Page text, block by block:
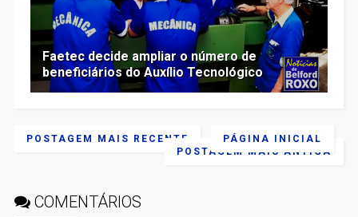
Faetec decide ampliar o número de
beneficiários do Auxílio Tecnológico
POSTAGEM MAIS RECENTE
POSTAGEM MAIS ANTIGA
PÁGINA INICIAL
COMENTÁRIOS